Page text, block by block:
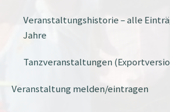
Veranstaltungshistorie – alle
Jahre
Tanzveranstaltungen
Veranstaltung melden/eintragen